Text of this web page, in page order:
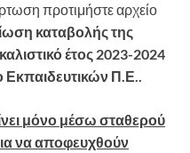
προτιμήστε αρχείο
καταβολής της
έτος 2023-2024
Εκπαιδευτικών Π.Ε..
μόνο μέσω σταθερού
να αποφευχθούν